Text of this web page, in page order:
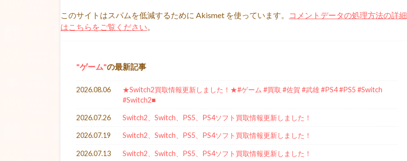
このサイトはスパムを低減するために Akismet を使っています。
コメントデータの処理方法の詳細
はこちらをご覧ください
ゲーム の最新記事
2026.08.06
★Switch2買取情報更新しました！★#ゲーム #買取 #佐賀 #武雄 #PS4 #PS5 #Switch
#Switch2■
2026.07.26 Switch2、Switch、PS5、PS4ソフト買取情報更新しました！
2026.07.19 Switch2、Switch、PS5、PS4ソフト買取情報更新しました！
2026.07.13 Switch2、Switch、PS5、PS4ソフト買取情報更新しました！